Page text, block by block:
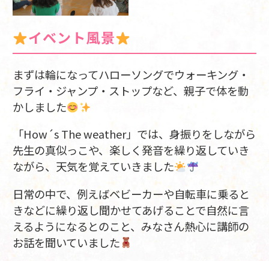
イベント風景
まずは輪になってハローソングでウォーキング・
フライ・ジャンプ・ストップなど、親子で体を動
かしました
「How´s The weather」では、身振りをしながら
先生の真似っこや、楽しく発音を繰り返していき
ながら、天気を覚えていきました
日常の中で、例えばベビーカーや自転車に乗ると
きなどに繰り返し聞かせてあげることで自然に言
えるようになるとのこと、みなさん熱心に講師の
お話を聞いていました